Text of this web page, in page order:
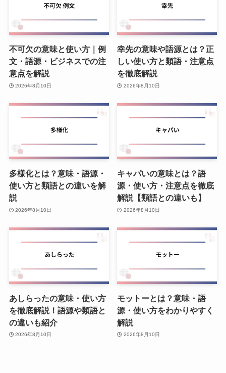
不可欠の意味と使い方｜例
文・語源・ビジネスでの注
意点を解説
2026年8月10日
幸先の意味や語源とは？正
しい使い方と類語・注意点
を徹底解説
2026年8月10日
多様化とは？意味・語源・
使い方と類語との違いを解
説
2026年8月10日
キャパいの意味とは？語
源・使い方・注意点を徹底
解説【類語との違いも】
2026年8月10日
あしらったの意味・使い方
を徹底解説！語源や類語と
の違いも紹介
2026年8月10日
モットーとは？意味・語
源・使い方をわかりやすく
解説
2026年8月10日